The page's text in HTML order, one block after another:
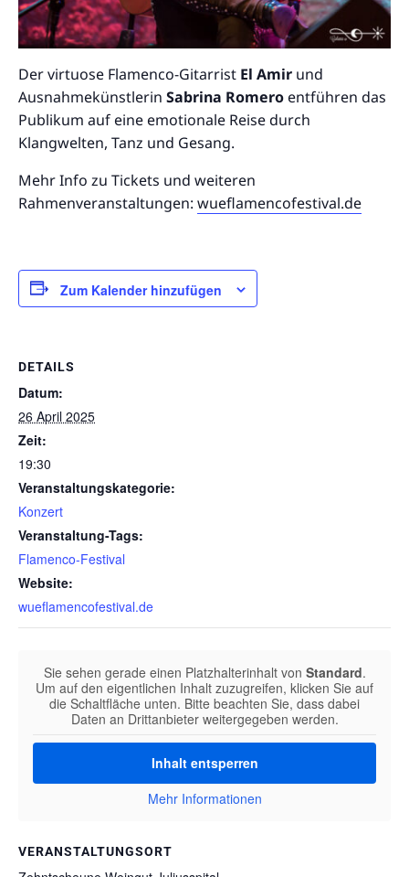
Der virtuose Flamenco-Gitarrist El Amir und
Ausnahmekünstlerin Sabrina Romero entführen das
Publikum auf eine emotionale Reise durch
Klangwelten, Tanz und Gesang.
Mehr Info zu Tickets und weiteren
Rahmenveranstaltungen: wueflamencofestival.de
Zum Kalender hinzufügen
DETAILS
Datum:
26 April 2025
Zeit:
19:30
Veranstaltungskategorie:
Konzert
Veranstaltung-Tags:
Flamenco-Festival
Website:
wueflamencofestival.de
VERANSTALTUNGSORT
Sie sehen gerade einen Platzhalterinhalt von Standard.
Um auf den eigentlichen Inhalt zuzugreifen, klicken Sie auf
die Schaltfläche unten. Bitte beachten Sie, dass dabei
Daten an Drittanbieter weitergegeben werden.
Inhalt entsperren
Mehr Informationen